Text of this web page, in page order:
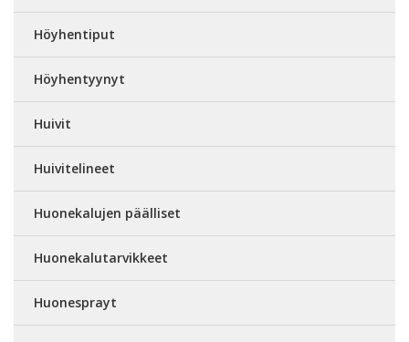
Höyhentiput
Höyhentyynyt
Huivit
Huivitelineet
Huonekalujen päälliset
Huonekalutarvikkeet
Huonesprayt